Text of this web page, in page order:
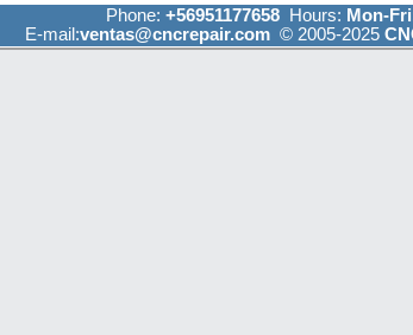
Phone: +56951177658 Hours: Mon-
E-mail:ventas@cncrepair.com © 2005-2025